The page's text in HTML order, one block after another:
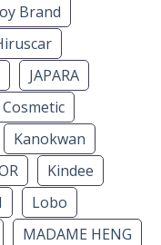
Brand
JAPARA
Kanokwan
Kindee
Lobo
MADAME HENG